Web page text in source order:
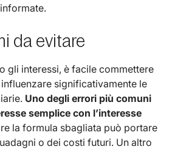
da evitare
gli interessi, è facile commettere
significativamente le
Uno degli errori più comuni
semplice con l’interesse
la formula sbagliata può portare
o dei costi futuri. Un altro